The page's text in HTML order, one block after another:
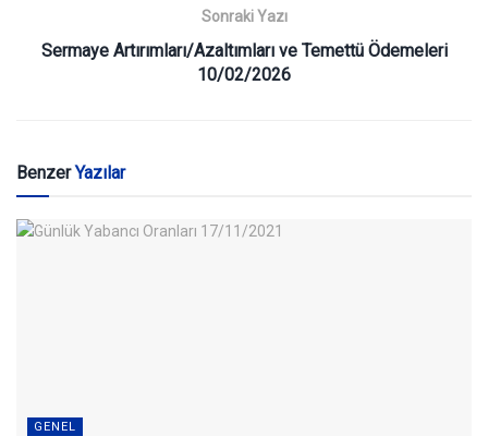
Sonraki Yazı
Sermaye Artırımları/Azaltımları ve Temettü Ödemeleri
10/02/2026
BenzerYazılar
GENEL